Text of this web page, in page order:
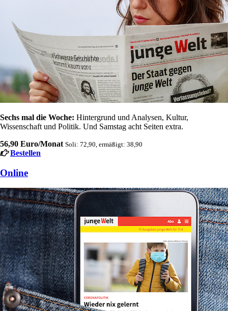
Sechs mal die Woche: Hintergrund und Analysen, Kultur,
Wissenschaft und Politik. Und Samstag acht Seiten extra.
56,90 Euro/Monat Soli: 72,90, ermäßigt: 38,90
Bestellen
Online